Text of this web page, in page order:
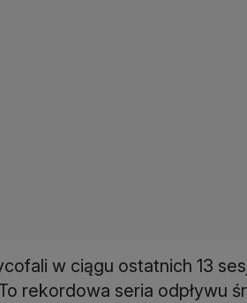
w ciągu ostatnich 13
rekordowa seria odpływu